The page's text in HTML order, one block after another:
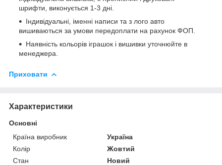
шрифти, виконується 1-3 дні.
Індивідуальні, іменні написи та з лого авто
вишиваються за умови передоплати на рахунок ФОП.
Наявність кольорів іграшок і вишивки уточнюйте в
менеджера.
Приховати
Характеристики
Основні
Країна виробник
Україна
Колір
Жовтий
Стан
Новий